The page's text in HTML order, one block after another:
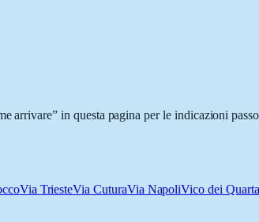
in questa pagina per le indicazioni
Via TriesteVia CuturaVia NapoliVico dei Quarta